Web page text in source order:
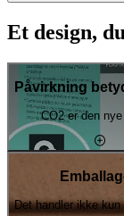
Et design,
Påvirkning
CO2 er den
Det handler ikke